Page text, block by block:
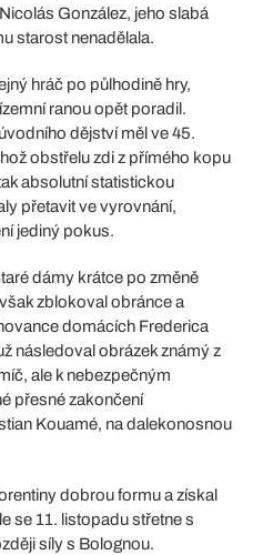
González, jeho slabá
starost nenadělala.
hráč po půlhodině hry,
ranou opět poradil.
dějství měl ve 45.
obstřelu zdi z přímého kopu
absolutní statistickou
přetavit ve vyrovnání,
jediný pokus.
dámy krátce po změně
zblokoval obránce a
domácích Frederica
následoval obrázek známý z
ale k nebezpečným
přesné zakončení
Kouamé, na dalekonosnou
dobrou formu a získal
se 11. listopadu střetne s
síly s Bolognou.